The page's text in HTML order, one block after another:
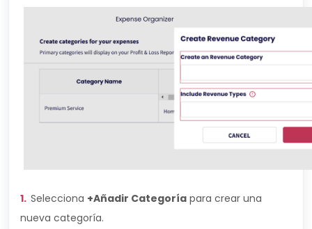
1. Selecciona +Añadir Categoría para crear una
nueva categoría.